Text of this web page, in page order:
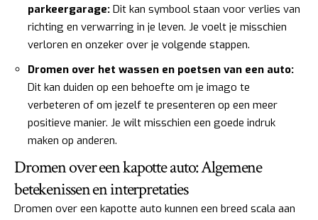
parkeergarage: Dit kan symbool staan voor verlies van
richting en verwarring in je leven. Je voelt je misschien
verloren en onzeker over je volgende stappen.
Dromen over het wassen en poetsen van een auto:
Dit kan duiden op een behoefte om je imago te
verbeteren of om jezelf te presenteren op een meer
positieve manier. Je wilt misschien een goede indruk
maken op anderen.
Dromen over een kapotte auto: Algemene
betekenissen en interpretaties
Dromen over een kapotte auto kunnen een breed scala aan